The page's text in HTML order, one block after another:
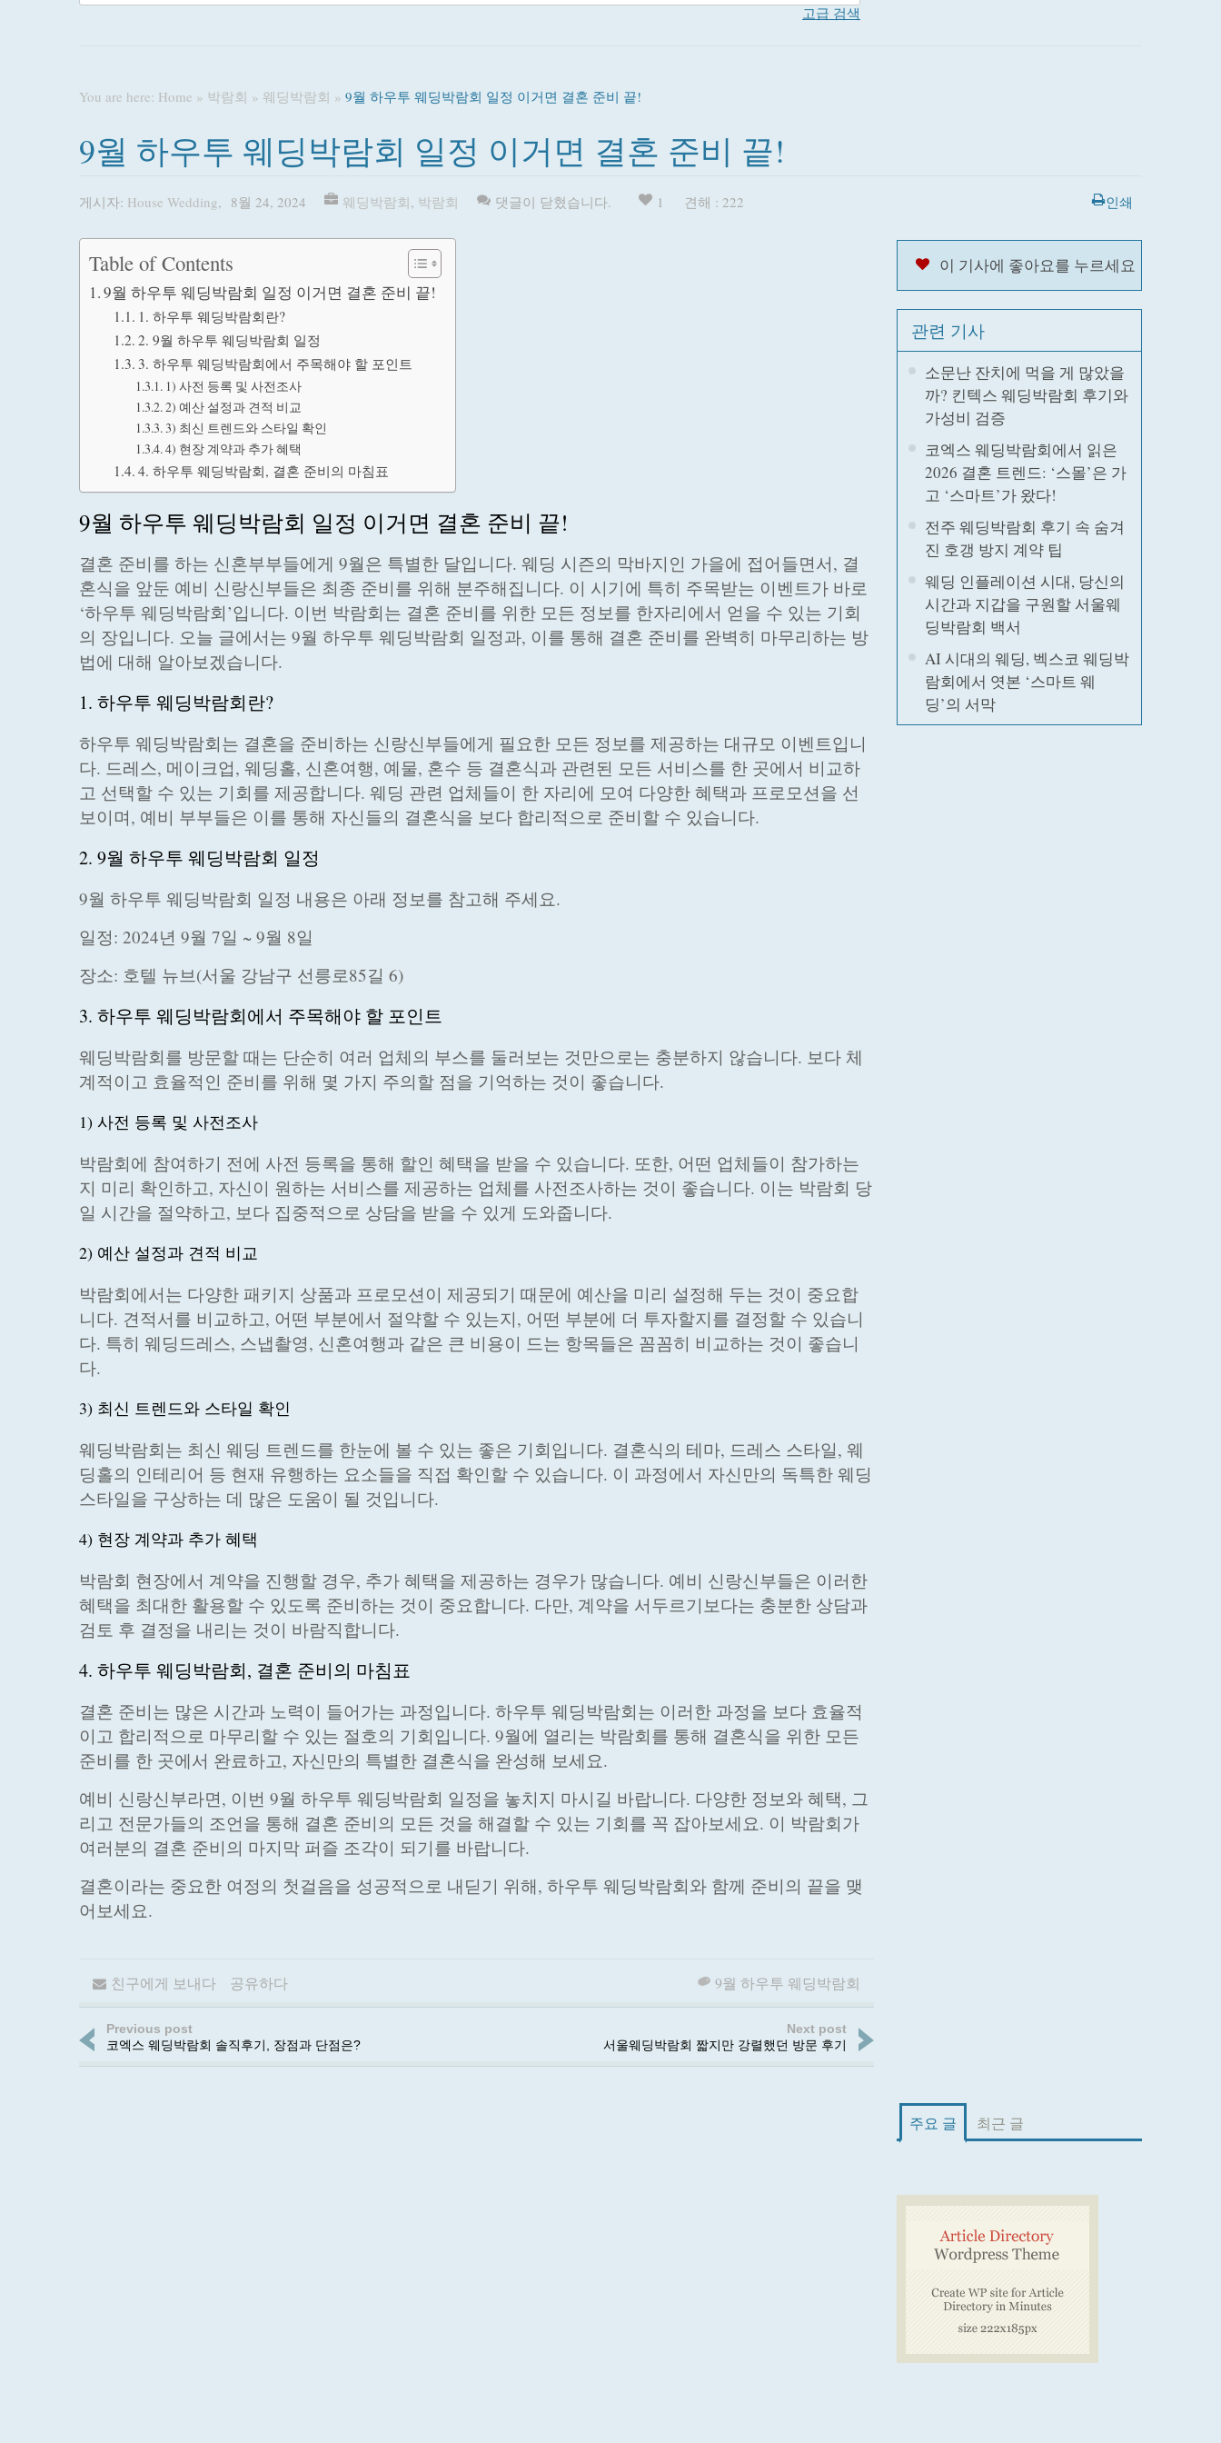
고급 검색
You are here: Home » 박람회 » 웨딩박람회 » 9월 하우투 웨딩박람회 일정 이거면 결혼 준비 끝!
9월 하우투 웨딩박람회 일정 이거면 결혼 준비 끝!
게시자: House Wedding, 8월 24, 2024 웨딩박람회, 박람회 댓글이 닫혔습니다. 1 견해 : 222 인쇄
Table of Contents
9월 하우투 웨딩박람회 일정 이거면 결혼 준비 끝!
1. 하우투 웨딩박람회란?
2. 9월 하우투 웨딩박람회 일정
3. 하우투 웨딩박람회에서 주목해야 할 포인트
1) 사전 등록 및 사전조사
2) 예산 설정과 견적 비교
3) 최신 트렌드와 스타일 확인
4) 현장 계약과 추가 혜택
4. 하우투 웨딩박람회, 결혼 준비의 마침표
9월 하우투 웨딩박람회 일정 이거면 결혼 준비 끝!
결혼 준비를 하는 신혼부부들에게 9월은 특별한 달입니다. 웨딩 시즌의 막바지인 가을에 접어들면서, 결
혼식을 앞둔 예비 신랑신부들은 최종 준비를 위해 분주해집니다. 이 시기에 특히 주목받는 이벤트가 바로
‘하우투 웨딩박람회’입니다. 이번 박람회는 결혼 준비를 위한 모든 정보를 한자리에서 얻을 수 있는 기회
의 장입니다. 오늘 글에서는 9월 하우투 웨딩박람회 일정과, 이를 통해 결혼 준비를 완벽히 마무리하는 방
법에 대해 알아보겠습니다.
1. 하우투 웨딩박람회란?
하우투 웨딩박람회는 결혼을 준비하는 신랑신부들에게 필요한 모든 정보를 제공하는 대규모 이벤트입니
다. 드레스, 메이크업, 웨딩홀, 신혼여행, 예물, 혼수 등 결혼식과 관련된 모든 서비스를 한 곳에서 비교하
고 선택할 수 있는 기회를 제공합니다. 웨딩 관련 업체들이 한 자리에 모여 다양한 혜택과 프로모션을 선
보이며, 예비 부부들은 이를 통해 자신들의 결혼식을 보다 합리적으로 준비할 수 있습니다.
2. 9월 하우투 웨딩박람회 일정
9월 하우투 웨딩박람회 일정 내용은 아래 정보를 참고해 주세요.
일정: 2024년 9월 7일 ~ 9월 8일
장소: 호텔 뉴브(서울 강남구 선릉로85길 6)
3. 하우투 웨딩박람회에서 주목해야 할 포인트
웨딩박람회를 방문할 때는 단순히 여러 업체의 부스를 둘러보는 것만으로는 충분하지 않습니다. 보다 체
계적이고 효율적인 준비를 위해 몇 가지 주의할 점을 기억하는 것이 좋습니다.
1) 사전 등록 및 사전조사
박람회에 참여하기 전에 사전 등록을 통해 할인 혜택을 받을 수 있습니다. 또한, 어떤 업체들이 참가하는
지 미리 확인하고, 자신이 원하는 서비스를 제공하는 업체를 사전조사하는 것이 좋습니다. 이는 박람회 당
일 시간을 절약하고, 보다 집중적으로 상담을 받을 수 있게 도와줍니다.
2) 예산 설정과 견적 비교
박람회에서는 다양한 패키지 상품과 프로모션이 제공되기 때문에 예산을 미리 설정해 두는 것이 중요합
니다. 견적서를 비교하고, 어떤 부분에서 절약할 수 있는지, 어떤 부분에 더 투자할지를 결정할 수 있습니
다. 특히 웨딩드레스, 스냅촬영, 신혼여행과 같은 큰 비용이 드는 항목들은 꼼꼼히 비교하는 것이 좋습니
다.
3) 최신 트렌드와 스타일 확인
웨딩박람회는 최신 웨딩 트렌드를 한눈에 볼 수 있는 좋은 기회입니다. 결혼식의 테마, 드레스 스타일, 웨
딩홀의 인테리어 등 현재 유행하는 요소들을 직접 확인할 수 있습니다. 이 과정에서 자신만의 독특한 웨딩
스타일을 구상하는 데 많은 도움이 될 것입니다.
4) 현장 계약과 추가 혜택
박람회 현장에서 계약을 진행할 경우, 추가 혜택을 제공하는 경우가 많습니다. 예비 신랑신부들은 이러한
혜택을 최대한 활용할 수 있도록 준비하는 것이 중요합니다. 다만, 계약을 서두르기보다는 충분한 상담과
검토 후 결정을 내리는 것이 바람직합니다.
4. 하우투 웨딩박람회, 결혼 준비의 마침표
결혼 준비는 많은 시간과 노력이 들어가는 과정입니다. 하우투 웨딩박람회는 이러한 과정을 보다 효율적
이고 합리적으로 마무리할 수 있는 절호의 기회입니다. 9월에 열리는 박람회를 통해 결혼식을 위한 모든
준비를 한 곳에서 완료하고, 자신만의 특별한 결혼식을 완성해 보세요.
예비 신랑신부라면, 이번 9월 하우투 웨딩박람회 일정을 놓치지 마시길 바랍니다. 다양한 정보와 혜택, 그
리고 전문가들의 조언을 통해 결혼 준비의 모든 것을 해결할 수 있는 기회를 꼭 잡아보세요. 이 박람회가
여러분의 결혼 준비의 마지막 퍼즐 조각이 되기를 바랍니다.
결혼이라는 중요한 여정의 첫걸음을 성공적으로 내딛기 위해, 하우투 웨딩박람회와 함께 준비의 끝을 맺
어보세요.
친구에게 보내다 공유하다 9월 하우투 웨딩박람회
Previous post
코엑스 웨딩박람회 솔직후기, 장점과 단점은?
Next post
서울웨딩박람회 짧지만 강렬했던 방문 후기
이 기사에 좋아요를 누르세요
관련 기사
소문난 잔치에 먹을 게 많았을
까? 킨텍스 웨딩박람회 후기와
가성비 검증
코엑스 웨딩박람회에서 읽은
2026 결혼 트렌드: ‘스몰’은 가
고 ‘스마트’가 왔다!
전주 웨딩박람회 후기 속 숨겨
진 호갱 방지 계약 팁
웨딩 인플레이션 시대, 당신의
시간과 지갑을 구원할 서울웨
딩박람회 백서
AI 시대의 웨딩, 벡스코 웨딩박
람회에서 엿본 ‘스마트 웨
딩’의 서막
주요 글 최근 글